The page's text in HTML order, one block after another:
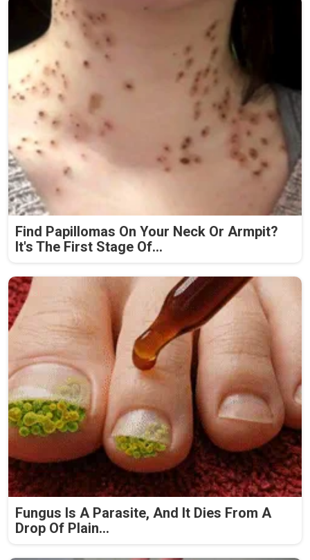
Find Papillomas On Your Neck Or Armpit?
It's The First Stage Of...
Fungus Is A Parasite, And It Dies From A
Drop Of Plain...